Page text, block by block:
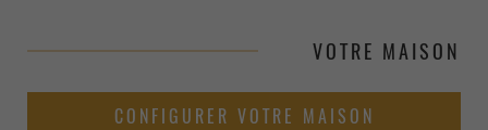
VOTRE MAISON
CONFIGURER VOTRE MAISON